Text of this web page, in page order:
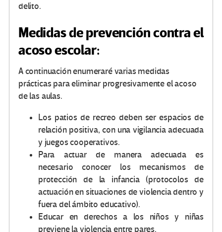
delito.
Medidas de prevención contra el
acoso escolar:
A continuación enumeraré varias medidas
prácticas para eliminar progresivamente el acoso
de las aulas.
Los patios de recreo deben ser espacios de
relación positiva, con una vigilancia adecuada
y juegos cooperativos.
Para actuar de manera adecuada es
necesario conocer los mecanismos de
protección de la infancia (protocolos de
actuación en situaciones de violencia dentro y
fuera del ámbito educativo).
Educar en derechos a los niños y niñas
previene la violencia entre pares.